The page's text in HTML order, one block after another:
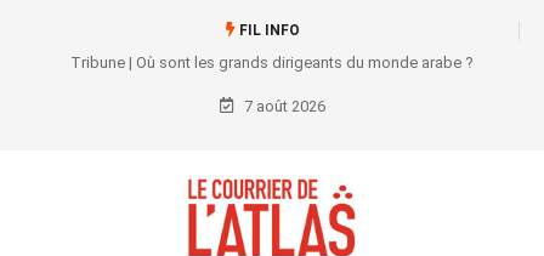
FIL INFO
Tribune | Où sont les grands dirigeants du monde arabe ?
7 août 2026